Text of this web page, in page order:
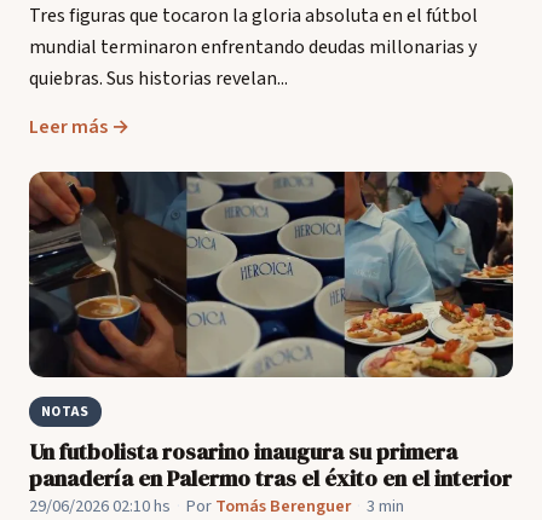
Tres figuras que tocaron la gloria absoluta en el fútbol
mundial terminaron enfrentando deudas millonarias y
quiebras. Sus historias revelan...
Leer más →
NOTAS
Un futbolista rosarino inaugura su primera
panadería en Palermo tras el éxito en el interior
29/06/2026 02:10 hs PorTomás Berenguer 3 min